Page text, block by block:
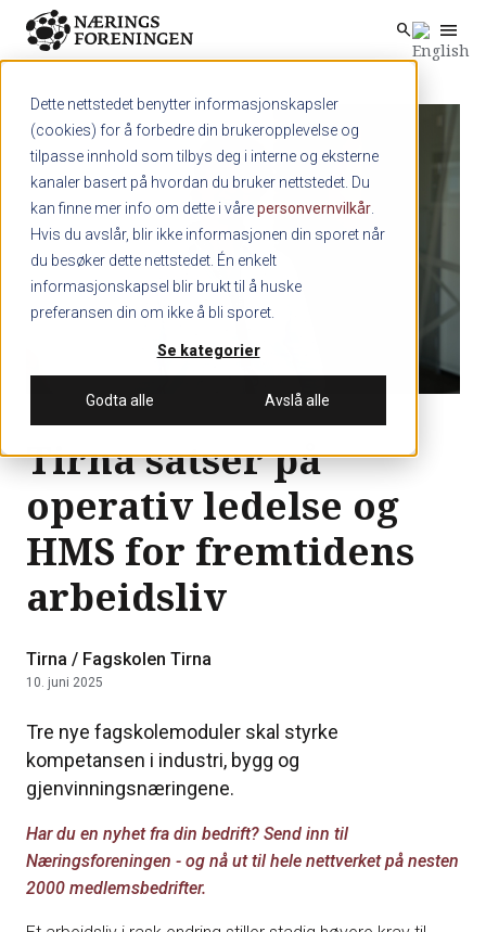
Dette nettstedet benytter informasjonskapsler
(cookies) for å forbedre din brukeropplevelse og
tilpasse innhold som tilbys deg i interne og eksterne
kanaler basert på hvordan du bruker nettstedet. Du
kan finne mer info om dette i vårepersonvernvilkår
Hvis du avslår, blir ikke informasjonen din sporet når
du besøker dette nettstedet. Én enkelt
informasjonskapsel blir brukt til å huske
preferansen din om ikke å bli sporet.
Se kategorier
Godta alle Avslå alle
Skip to main content search menu
Tirna satser på
operativ ledelse og
HMS for fremtidens
arbeidsliv
Tirna / Fagskolen Tirna
10. juni 2025
Tre nye fagskolemoduler skal styrke
kompetansen i industri, bygg og
gjenvinningsnæringene.
Har du en nyhet fra din bedrift? Send inn til
Næringsforeningen - og nå ut til hele nettverket på nesten
2000 medlemsbedrifter.